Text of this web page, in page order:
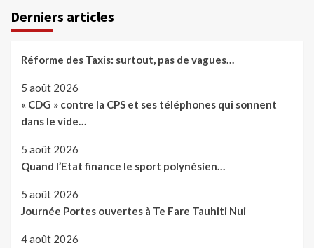
Derniers articles
Réforme des Taxis: surtout, pas de vagues…
5 août 2026
« CDG » contre la CPS et ses téléphones qui sonnent
dans le vide…
5 août 2026
Quand l’Etat finance le sport polynésien…
5 août 2026
Journée Portes ouvertes à Te Fare Tauhiti Nui
4 août 2026